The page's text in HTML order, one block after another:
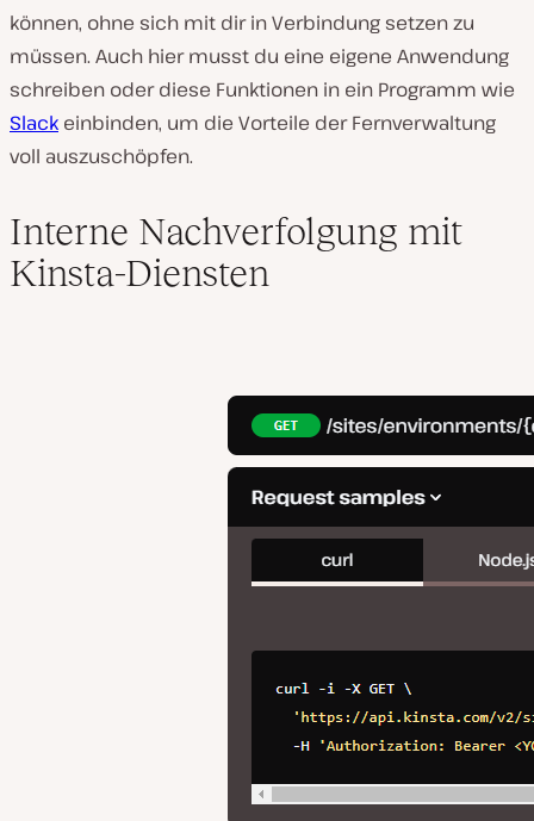
können, ohne sich mit dir in Verbindung setzen zu
müssen. Auch hier musst du eine eigene Anwendung
schreiben oder diese Funktionen in ein Programm wie
Slack einbinden, um die Vorteile der Fernverwaltung
voll auszuschöpfen.
Interne Nachverfolgung mit
Kinsta-Diensten